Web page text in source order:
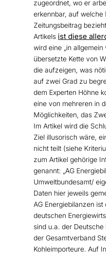
zugeordnet, wo er
erkennbar, auf welche
Zeitungsbeitrag
Artikels ist diese
wird eine „in
übersetzte Kette von
die aufzeigen, was
auf zwei Grad zu
dem Experten Höhne
eine von mehreren in
Möglichkeiten, das
Im Artikel wird die
Ziel illusorisch wäre,
nicht teilt (siehe
zum Artikel gehörige
genannt: „AG
Umweltbundesamt/
Daten hier jeweils
AG Energiebilanzen
deutschen
sind u.a. der
der Gesamtverband
Kohleimporteure. Auf